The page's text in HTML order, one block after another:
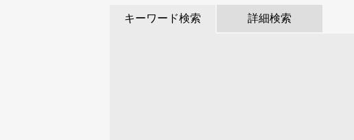
キーワード検索 詳細検索